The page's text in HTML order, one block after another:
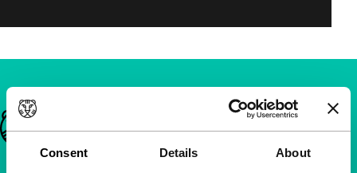
Consent Details About
Belangrijke links